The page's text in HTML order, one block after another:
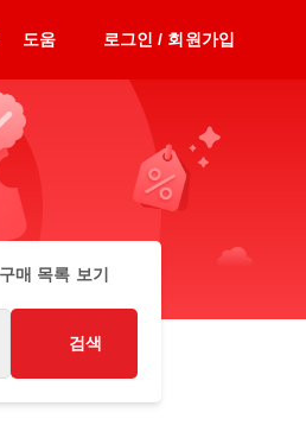
도움 로그인 / 회원가입
구매 목록 보기
검색